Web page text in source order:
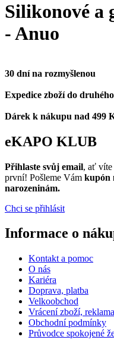
Silikonové a
- Anuo
30 dní na rozmyšlenou
Expedice zboží do
Dárek k nákupu nad 499
eKAPO KLUB
Přihlaste svůj email, ať víte
první! Pošleme Vám kupón
narozeninám.
Chci se přihlásit
Informace o
Kontakt a pomoc
O nás
Kariéra
Doprava, platba
Velkoobchod
Vrácení zboží,
Obchodní podmínky
Průvodce spokojené